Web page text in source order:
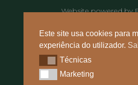
Este site usa cookies para
experiência do utilizador.
TécnicasTécnicas
MarketingMarketing
Website powered by
Contactos